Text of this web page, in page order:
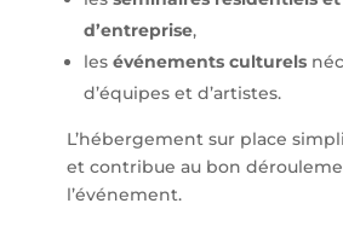
d’entreprise,
les événements culturels
d’équipes et d’artistes.
L’hébergement sur place
et contribue au bon
l’événement.